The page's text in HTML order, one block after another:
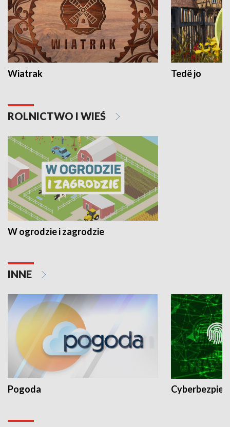
Wiatrak Tedë jo
ROLNICTWO I WIEŚ
W ogrodzie i zagrodzie
INNE
Pogoda